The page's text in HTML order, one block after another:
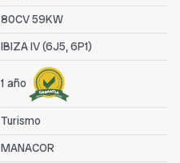
80CV 59KW
IBIZA IV (6J5, 6P1)
1 año
Turismo
MANACOR